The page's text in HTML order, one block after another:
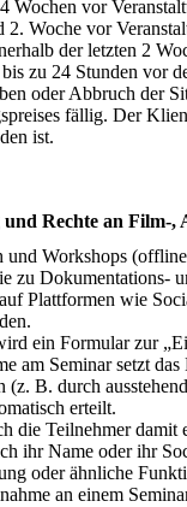
Wochen vor
2. Woche vor
der letzten 2
zu 24 Stunden vor
oder Abbruch der
fällig. Der
ist.
Rechte an Film-,
und Workshops
zu Dokumentations-
Plattformen wie
ein Formular zur
am Seminar setzt
B. durch
erteilt.
die Teilnehmer damit
ihr Name oder ihr
oder ähnliche
an einem